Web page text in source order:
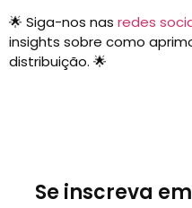
🌟 Siga-nos nas redes
insights sobre como
distribuição. 🌟
Se inscreva